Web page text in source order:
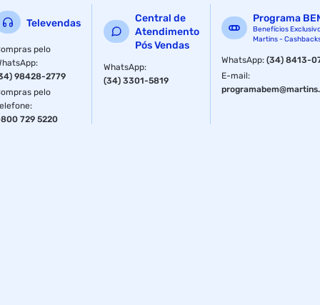
Televendas
pelo
:
98428-2779
pelo
:
729 5220
Central de
Atendimento
Pós Vendas
WhatsApp:
(34) 3301-5819
Programa
Benefícios
Martins -
WhatsApp:(34) 8413-
E-mail: